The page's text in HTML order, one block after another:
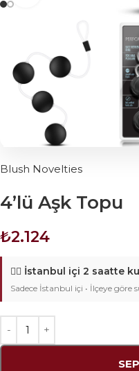
Blush Novelties
4’lü Aşk Topu
₺2.124
🚴‍♂️ İstanbul içi 2 saatte
Sadece İstanbul içi • İlçeye